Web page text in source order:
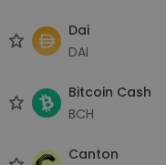
Dai
DAI
Bitcoin Cash
BCH
Canton